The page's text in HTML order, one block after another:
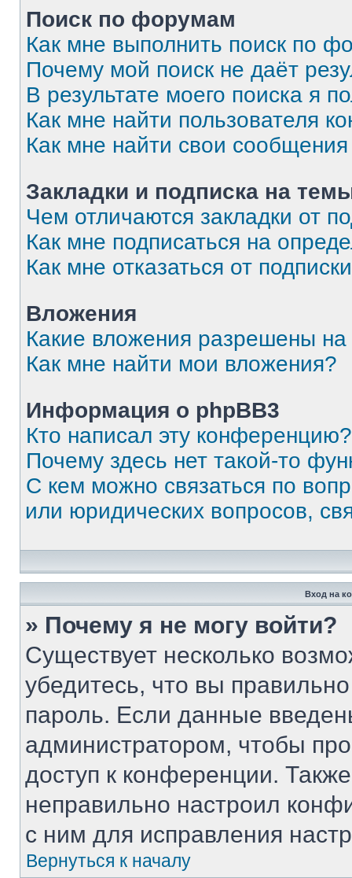
Поиск по форумам
Как мне выполнить поиск по
Почему мой поиск не даёт
В результате моего поиска я
Как мне найти пользователя
Как мне найти свои
Закладки и подписка на
Чем отличаются закладки от
Как мне подписаться на
Как мне отказаться от
Вложения
Какие вложения разрешены
Как мне найти мои вложения?
Информация о phpBB3
Кто написал эту конференцию?
Почему здесь нет такой-то
С кем можно связаться по
или юридических вопросов,
Вход на
» Почему я не могу войти?
Существует несколько
убедитесь, что вы
пароль. Если данные
администратором, чтобы
доступ к конференции.
неправильно настроил
с ним для исправления
Вернуться к началу